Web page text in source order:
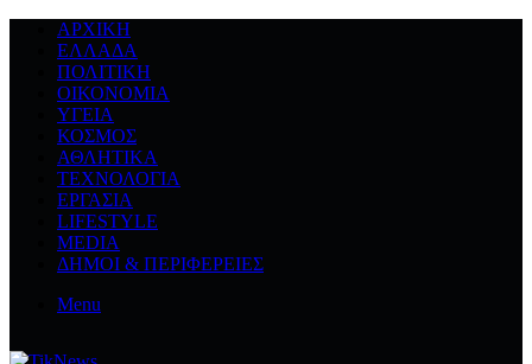
ΑΡΧΙΚΉ
ΕΛΛΆΔΑ
ΠΟΛΙΤΙΚΉ
ΟΙΚΟΝΟΜΊΑ
ΥΓΕΊΑ
ΚΌΣΜΟΣ
ΑΘΛΗΤΙΚΆ
ΤΕΧΝΟΛΟΓΙΆ
ΕΡΓΑΣΊΑ
LIFESTYLE
MEDIA
ΔΉΜΟΙ & ΠΕΡΙΦΈΡΕΙΕΣ
Menu